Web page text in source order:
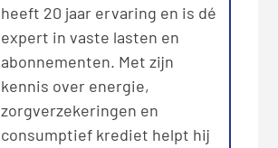
heeft 20 jaar ervaring en is dé
expert in vaste lasten en
abonnementen. Met zijn
kennis over energie,
zorgverzekeringen en
consumptief krediet helpt hij